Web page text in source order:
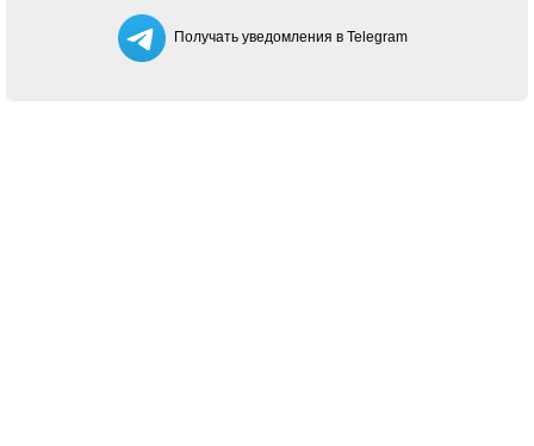
Получать уведомления в Telegram